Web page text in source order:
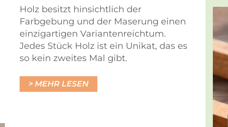
Holz besitzt hinsichtlich der
Farbgebung und der Maserung einen
einzigartigen Variantenreichtum.
Jedes Stück Holz ist ein Unikat, das es
so kein zweites Mal gibt.
MEHR LESEN